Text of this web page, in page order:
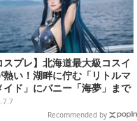
スプレ】北海道最大級コスイ
熱い！湖畔に佇む「リトルマ
イド」にバニー「海夢」まで
の美麗レイヤー12選【写真50
Recommended by